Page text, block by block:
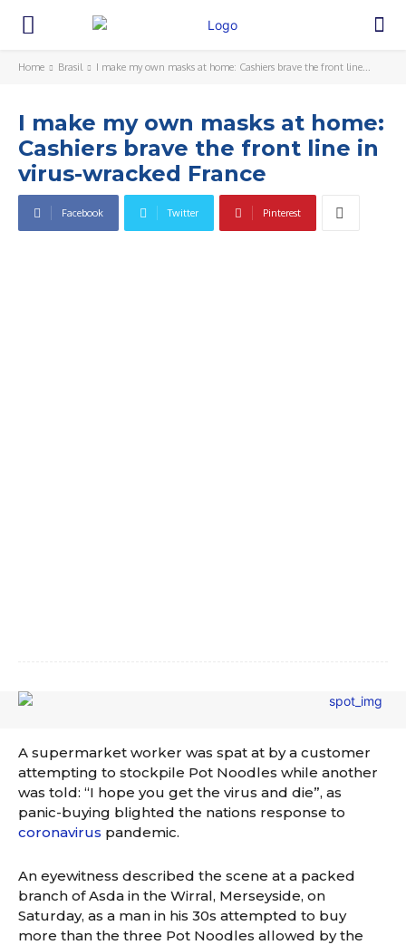
Home Brasil I make my own masks at home: Cashiers brave the front line...
I make my own masks at home:
Cashiers brave the front line in
virus-wracked France
Facebook Twitter Pinterest
A supermarket worker was spat at by a customer
attempting to stockpile Pot Noodles while another
was told: “I hope you get the virus and die”, as
panic-buying blighted the nations response to
coronavirus pandemic.
An eyewitness described the scene at a packed
branch of Asda in the Wirral, Merseyside, on
Saturday, as a man in his 30s attempted to buy
more than the three Pot Noodles allowed by the